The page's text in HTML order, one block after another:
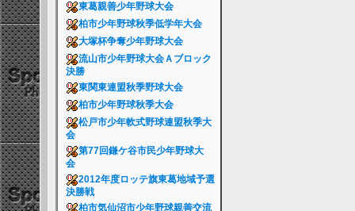
東葛親善少年野球大会
柏市少年野球秋季低学年大会
大塚杯争奪少年野球大会
流山市少年野球大会Ａブロック
決勝
東関東連盟秋季野球大会
柏市少年野球秋季大会
松戸市少年軟式野球連盟秋季大
会
第77回鎌ケ谷市民少年野球大
会
2012年度ロッテ旗東葛地域予選
決勝戦
柏市気仙沼市少年野球親善交流